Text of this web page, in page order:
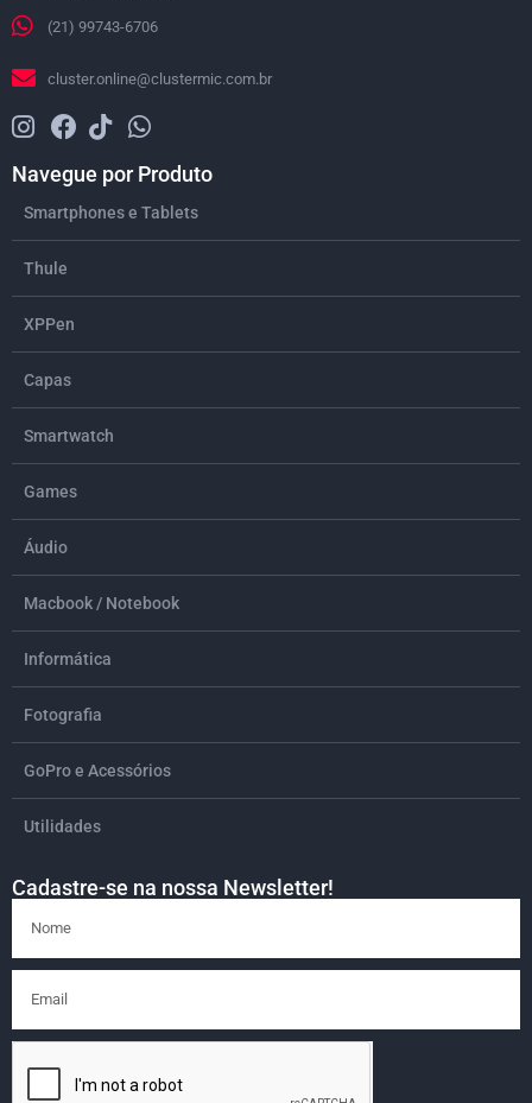
(21) 99743-6706
cluster.online@clustermic.com.br
Navegue por Produto
Smartphones e Tablets
Thule
XPPen
Capas
Smartwatch
Games
Áudio
Macbook / Notebook
Informática
Fotografia
GoPro e Acessórios
Utilidades
Cadastre-se na nossa Newsletter!